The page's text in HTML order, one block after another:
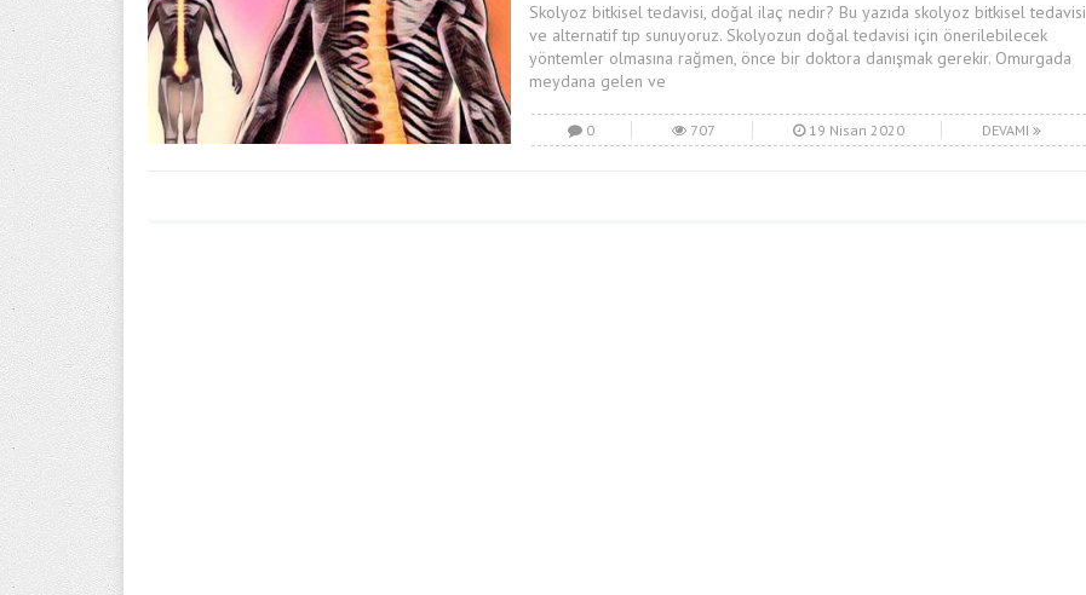
Skolyoz bitkisel tedavisi, doğal ilaç nedir? Bu yazıda skolyoz bitkisel tedavisi
ve alternatif tıp sunuyoruz. Skolyozun doğal tedavisi için önerilebilecek
yöntemler olmasına rağmen, önce bir doktora danışmak gerekir. Omurgada
meydana gelen ve
0 707 19 Nisan 2020 DEVAMI